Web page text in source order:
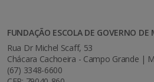
FUNDAÇÃO ESCOLA DE GOVERNO
Rua Dr Michel Scaff, 53
Chácara Cachoeira - Campo Grande |
(67) 3348-6600